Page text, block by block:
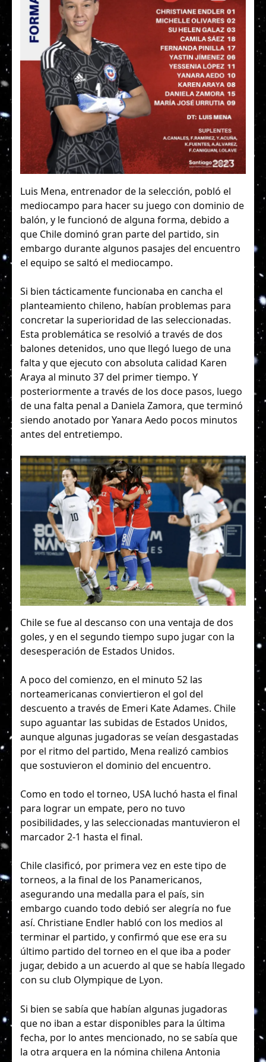
Luis Mena, entrenador de la selección, pobló el
mediocampo para hacer su juego con dominio de
balón, y le funcionó de alguna forma, debido a
que Chile dominó gran parte del partido, sin
embargo durante algunos pasajes del encuentro
el equipo se saltó el mediocampo.
Si bien tácticamente funcionaba en cancha el
planteamiento chileno, habían problemas para
concretar la superioridad de las seleccionadas.
Esta problemática se resolvió a través de dos
balones detenidos, uno que llegó luego de una
falta y que ejecuto con absoluta calidad Karen
Araya al minuto 37 del primer tiempo. Y
posteriormente a través de los doce pasos, luego
de una falta penal a Daniela Zamora, que terminó
siendo anotado por Yanara Aedo pocos minutos
antes del entretiempo.
Chile se fue al descanso con una ventaja de dos
goles, y en el segundo tiempo supo jugar con la
desesperación de Estados Unidos.
A poco del comienzo, en el minuto 52 las
norteamericanas conviertieron el gol del
descuento a través de Emeri Kate Adames. Chile
supo aguantar las subidas de Estados Unidos,
aunque algunas jugadoras se veían desgastadas
por el ritmo del partido, Mena realizó cambios
que sostuvieron el dominio del encuentro.
Como en todo el torneo, USA luchó hasta el final
para lograr un empate, pero no tuvo
posibilidades, y las seleccionadas mantuvieron el
marcador 2-1 hasta el final.
Chile clasificó, por primera vez en este tipo de
torneos, a la final de los Panamericanos,
asegurando una medalla para el país, sin
embargo cuando todo debió ser alegría no fue
así. Christiane Endler habló con los medios al
terminar el partido, y confirmó que ese era su
último partido del torneo en el que iba a poder
jugar, debido a un acuerdo al que se había llegado
con su club Olympique de Lyon.
Si bien se sabía que habían algunas jugadoras
que no iban a estar disponibles para la última
fecha, por lo antes mencionado, no se sabía que
la otra arquera en la nómina chilena Antonia